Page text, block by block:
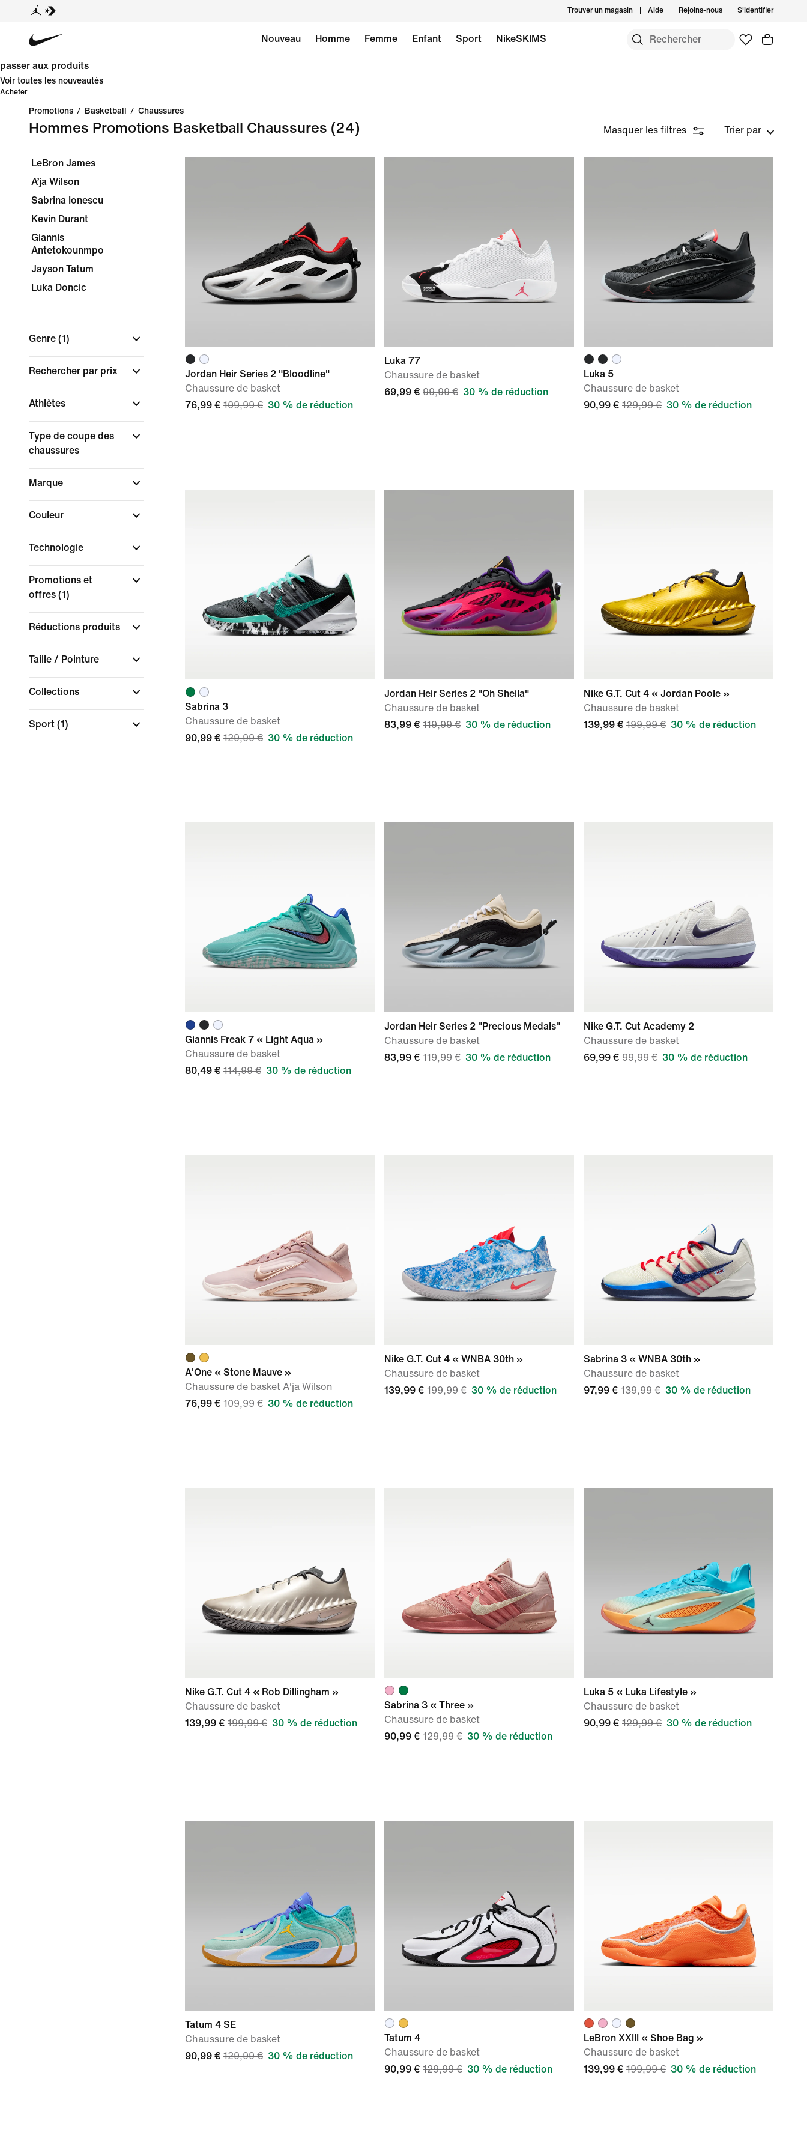
Trouver un magasin Aide Rejoins-nous S'identifier
Nouveau Homme Femme Enfant Sport NikeSKIMS
passer aux produits
Voir toutes les nouveautés
Acheter
Promotions / Basketball / Chaussures
Hommes Promotions Basketball Chaussures (24) Masquer les filtres Trier par
LeBron James
A’ja Wilson
Sabrina Ionescu
Kevin Durant
Giannis
Antetokounmpo
Jayson Tatum
Luka Doncic
Genre (1)
Rechercher par prix
Athlètes
Type de coupe des
chaussures
Marque
Couleur
Technologie
Promotions et
offres (1)
Réductions produits
Taille / Pointure
Collections
Sport (1)
Jordan Heir Series 2 "Bloodline"
Chaussure de basket
76,99 € 109,99 € 30 % de réduction
Luka 77
Chaussure de basket
69,99 € 99,99 € 30 % de réduction
Luka 5
Chaussure de basket
90,99 € 129,99 € 30 % de réduction
Sabrina 3
Chaussure de basket
90,99 € 129,99 € 30 % de réduction
Jordan Heir Series 2 "Oh Sheila"
Chaussure de basket
83,99 € 119,99 € 30 % de réduction
Nike G.T. Cut 4 « Jordan Poole »
Chaussure de basket
139,99 € 199,99 € 30 % de réduction
Giannis Freak 7 « Light Aqua »
Chaussure de basket
80,49 € 114,99 € 30 % de réduction
Jordan Heir Series 2 "Precious Medals"
Chaussure de basket
83,99 € 119,99 € 30 % de réduction
Nike G.T. Cut Academy 2
Chaussure de basket
69,99 € 99,99 € 30 % de réduction
A'One « Stone Mauve »
Chaussure de basket A'ja Wilson
76,99 € 109,99 € 30 % de réduction
Nike G.T. Cut 4 « WNBA 30th »
Chaussure de basket
139,99 € 199,99 € 30 % de réduction
Sabrina 3 « WNBA 30th »
Chaussure de basket
97,99 € 139,99 € 30 % de réduction
Nike G.T. Cut 4 « Rob Dillingham »
Chaussure de basket
139,99 € 199,99 € 30 % de réduction
Sabrina 3 « Three »
Chaussure de basket
90,99 € 129,99 € 30 % de réduction
Luka 5 « Luka Lifestyle »
Chaussure de basket
90,99 € 129,99 € 30 % de réduction
Tatum 4 SE
Chaussure de basket
90,99 € 129,99 € 30 % de réduction
Tatum 4
Chaussure de basket
90,99 € 129,99 € 30 % de réduction
LeBron XXIII « Shoe Bag »
Chaussure de basket
139,99 € 199,99 € 30 % de réduction